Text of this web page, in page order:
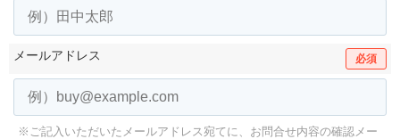
メールアドレス 必須
※ご記入いただいたメールアドレス宛てに、お問合せ内容の確認メー